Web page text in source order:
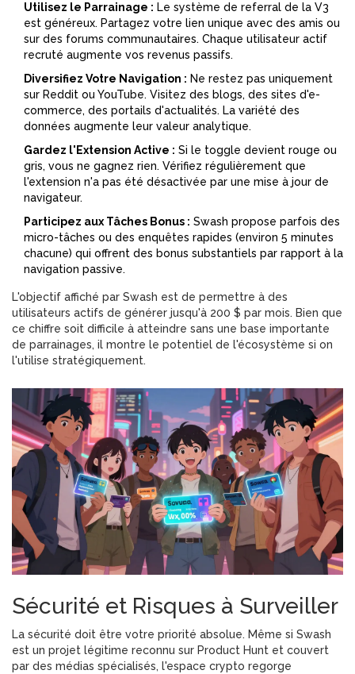
Utilisez le Parrainage : Le système de referral de la V3
est généreux. Partagez votre lien unique avec des amis ou
sur des forums communautaires. Chaque utilisateur actif
recruté augmente vos revenus passifs.
Diversifiez Votre Navigation : Ne restez pas uniquement
sur Reddit ou YouTube. Visitez des blogs, des sites d'e-
commerce, des portails d'actualités. La variété des
données augmente leur valeur analytique.
Gardez l'Extension Active : Si le toggle devient rouge ou
gris, vous ne gagnez rien. Vérifiez régulièrement que
l'extension n'a pas été désactivée par une mise à jour de
navigateur.
Participez aux Tâches Bonus : Swash propose parfois des
micro-tâches ou des enquêtes rapides (environ 5 minutes
chacune) qui offrent des bonus substantiels par rapport à la
navigation passive.
L'objectif affiché par Swash est de permettre à des
utilisateurs actifs de générer jusqu'à 200 $ par mois. Bien que
ce chiffre soit difficile à atteindre sans une base importante
de parrainages, il montre le potentiel de l'écosystème si on
l'utilise stratégiquement.
Sécurité et Risques à Surveiller
La sécurité doit être votre priorité absolue. Même si Swash
est un projet légitime reconnu sur Product Hunt et couvert
par des médias spécialisés, l'espace crypto regorge